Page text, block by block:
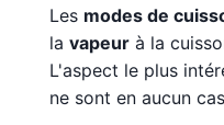
Les modes de
la vapeur à la
L'aspect le plus
ne sont en aucun